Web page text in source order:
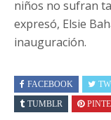
niños no sufran
expresó, Elsie
inauguración.
FACEBOOK
TUMBLR